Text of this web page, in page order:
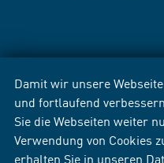
Damit wir unsere
und fortlaufend
Sie die Webseiten weiter
Verwendung von Cookies
erhalten Sie in unseren